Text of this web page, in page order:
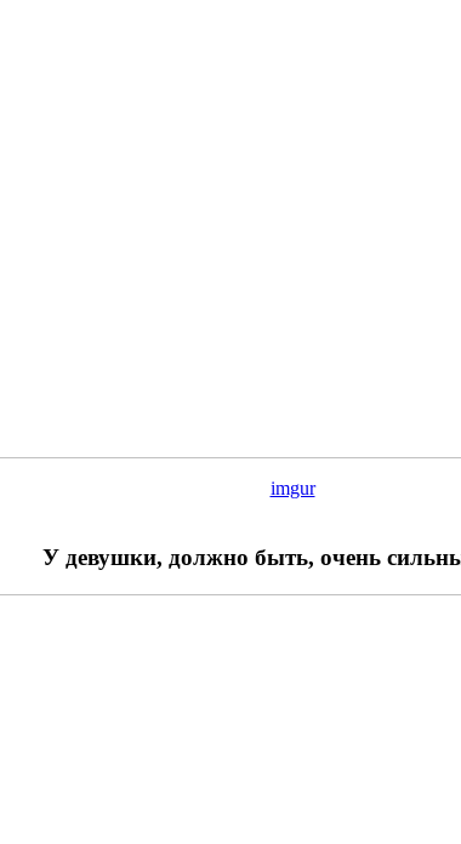
imgur
У девушки, должно быть, очень